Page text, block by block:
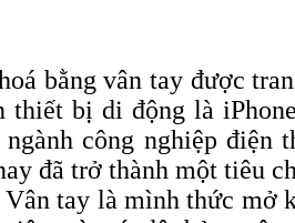
bằng vân tay được
thiết bị di động là
công nghiệp điện
đã trở thành một tiêu
tay là mình thức mở